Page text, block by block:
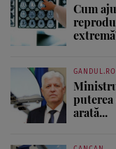
Cum
GANDUL.RO
arată...